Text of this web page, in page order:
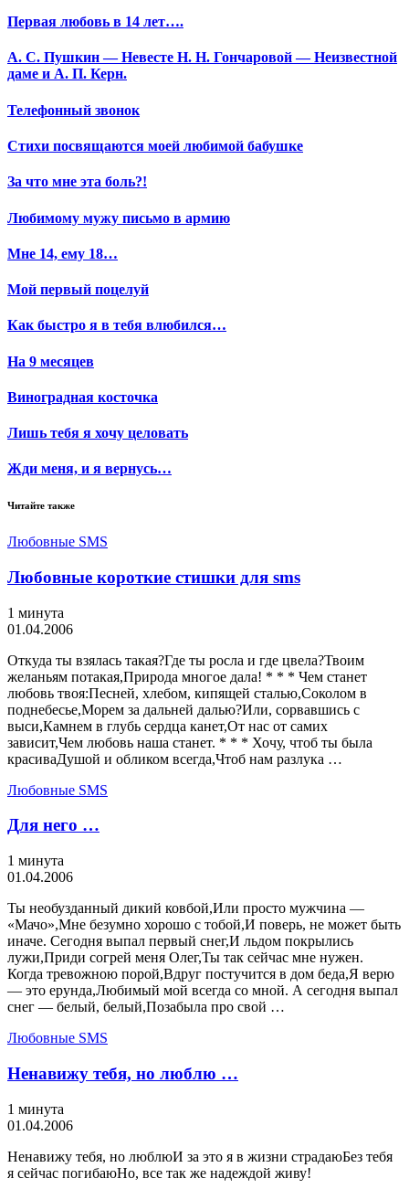
Первая любовь в 14 лет….
А. С. Пушкин — Невесте Н. Н. Гончаровой — Неизвестной
даме и А. П. Керн.
Телефонный звонок
Стихи посвящаются моей любимой бабушке
За что мне эта боль?!
Любимому мужу письмо в армию
Мне 14, ему 18…
Мой первый поцелуй
Как быстро я в тебя влюбился…
На 9 месяцев
Виноградная косточка
Лишь тебя я хочу целовать
Жди меня, и я вернусь…
Читайте также
Любовные SMS
Любовные короткие стишки для sms
1 минута
01.04.2006
Откуда ты взялась такая?Где ты росла и где цвела?Твоим
желаньям потакая,Природа многое дала! * * * Чем станет
любовь твоя:Песней, хлебом, кипящей сталью,Соколом в
поднебесье,Морем за дальней далью?Или, сорвавшись с
выси,Камнем в глубь сердца канет,От нас от самих
зависит,Чем любовь наша станет. * * * Хочу, чтоб ты была
красиваДушой и обликом всегда,Чтоб нам разлука …
Любовные SMS
Для него …
1 минута
01.04.2006
Ты необузданный дикий ковбой,Или просто мужчина —
«Мачо»,Мне безумно хорошо с тобой,И поверь, не может быть
иначе. Сегодня выпал первый снег,И льдом покрылись
лужи,Приди согрей меня Олег,Ты так сейчас мне нужен.
Когда тревожною порой,Вдруг постучится в дом беда,Я верю
— это ерунда,Любимый мой всегда со мной. А сегодня выпал
снег — белый, белый,Позабыла про свой …
Любовные SMS
Ненавижу тебя, но люблю …
1 минута
01.04.2006
Ненавижу тебя, но люблюИ за это я в жизни страдаюБез тебя
я сейчас погибаюНо, все так же надеждой живу!